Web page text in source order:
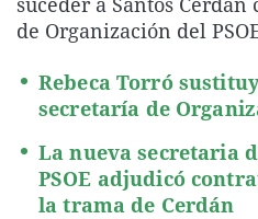
de Organización del
Rebeca Torró
secretaría de
La nueva secretaria
PSOE adjudicó
la trama de Cerdán